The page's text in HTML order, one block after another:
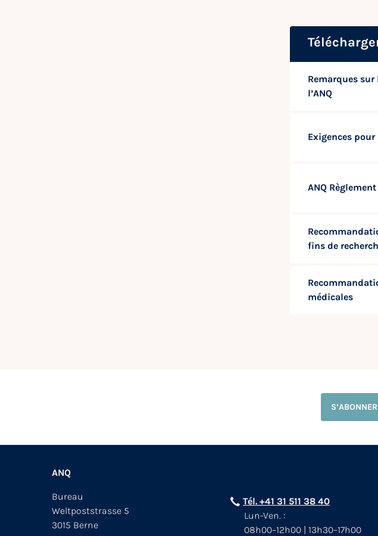
Remarques
l’ANQ
Exigences
ANQ
fins de
médicales
ANQ
Bureau
Weltpoststrasse 5
3015 Berne
Tél. +41 31 511 38 40
Lun-Ven. :
08h00–12h00 | 13h30–17h00